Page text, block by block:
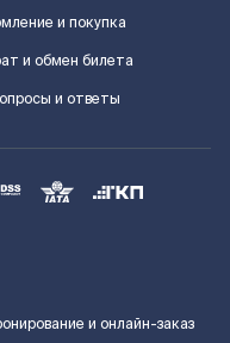
и покупка
и обмен билета
и ответы
и онлайн-заказ